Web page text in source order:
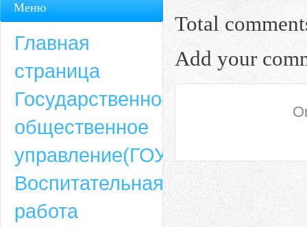
Адрес
659635, Алтайский край, Алтайский район, село Ая, ул. Школьная 11.
6-49, электронный адрес: aja_70@mail.ru
Total
Add your
Меню
Главная
страница
Государственно-
общественное
управление(ГОУ)
Воспитательная
работа